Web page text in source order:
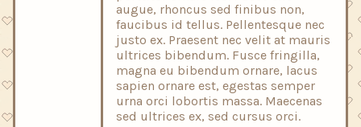
augue, rhoncus sed finibus non,
faucibus id tellus. Pellentesque nec
justo ex. Praesent nec velit at mauris
ultrices bibendum. Fusce fringilla,
magna eu bibendum ornare, lacus
sapien ornare est, egestas semper
urna orci lobortis massa. Maecenas
sed ultrices ex, sed cursus orci.